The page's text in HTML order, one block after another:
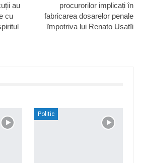
au
cu
procurorilor implicați în
fabricarea dosarelor penale
împotriva lui Renato Usatîi
Politic